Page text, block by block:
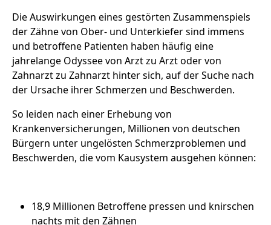
Die Auswirkungen eines gestörten Zusammenspiels
der Zähne von Ober- und Unterkiefer sind immens
und betroffene Patienten haben häufig eine
jahrelange Odyssee von Arzt zu Arzt oder von
Zahnarzt zu Zahnarzt hinter sich, auf der Suche nach
der Ursache ihrer Schmerzen und Beschwerden.
So leiden nach einer Erhebung von
Krankenversicherungen, Millionen von deutschen
Bürgern unter ungelösten Schmerzproblemen und
Beschwerden, die vom Kausystem ausgehen können:
18,9 Millionen Betroffene pressen und knirschen
nachts mit den Zähnen